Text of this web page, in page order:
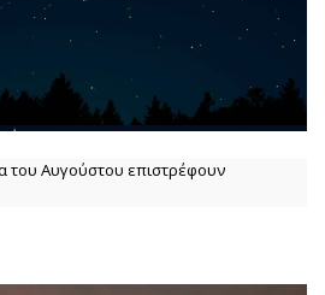
του Αυγούστου επιστρέφουν